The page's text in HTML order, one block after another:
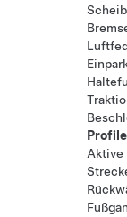
Profile
Aktive